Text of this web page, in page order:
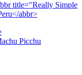
title="Really Simple
abbr>
Picchu